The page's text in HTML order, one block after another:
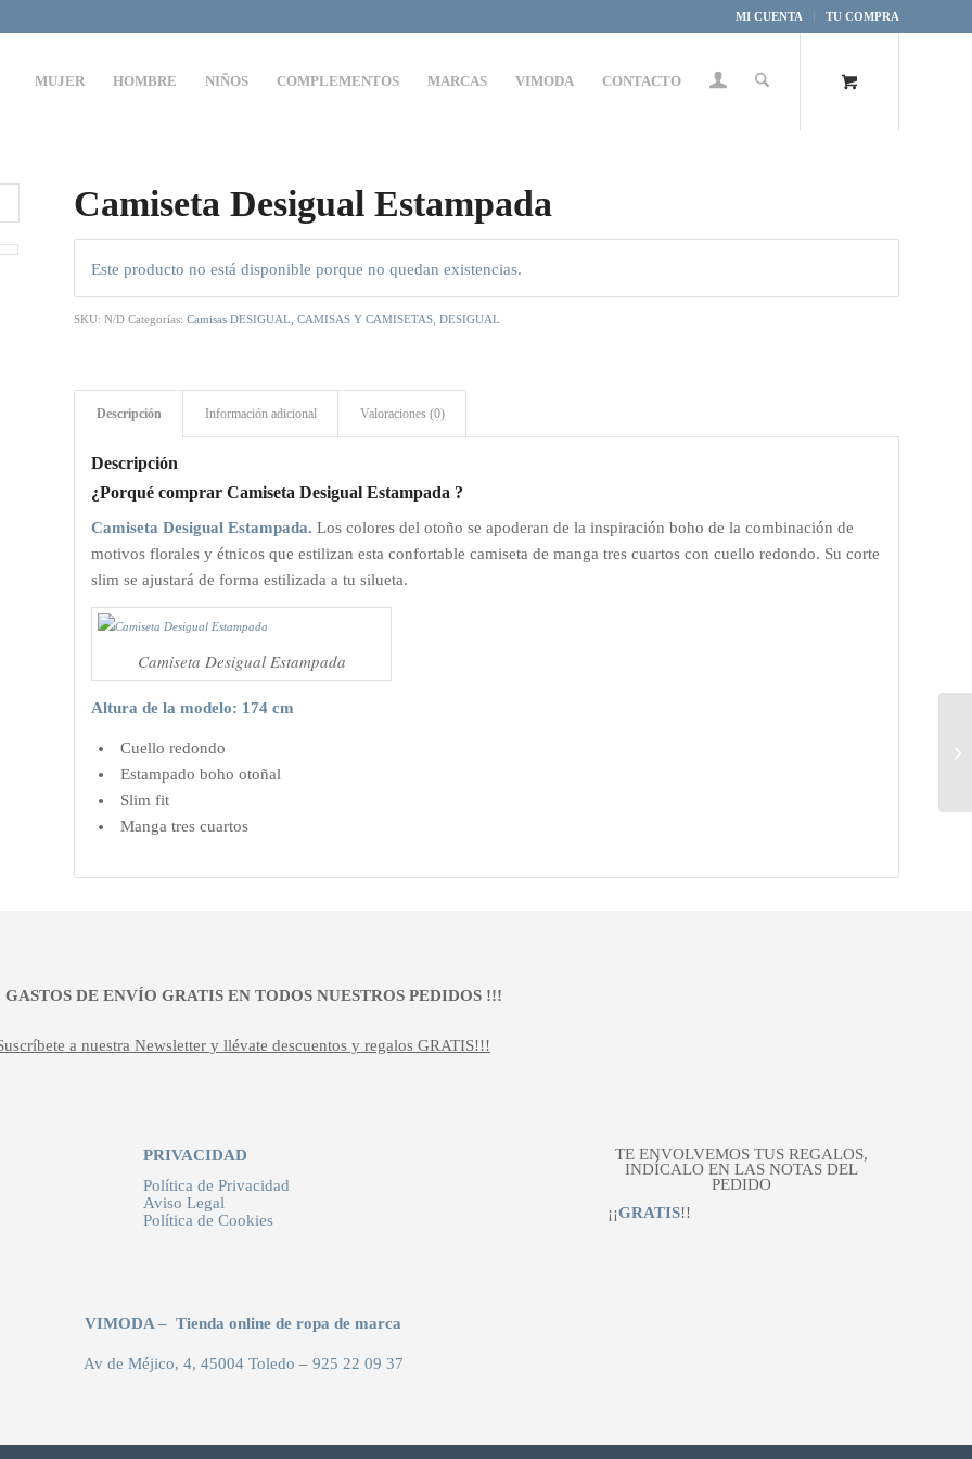
MI CUENTA TU COMPRA
MUJER HOMBRE NIÑOS COMPLEMENTOS MARCAS VIMODA CONTACTO
Camiseta Desigual Estampada
Este producto no está disponible porque no quedan existencias.
SKU:N/D Categorías:Camisas DESIGUAL ,CAMISAS Y CAMISETAS ,DESIGUAL
Descripción Información adicional Valoraciones (0)
Descripción
¿Porqué comprar Camiseta Desigual Estampada ?
Camiseta Desigual Estampada. Los colores del otoño se apoderan de la inspiración boho de la combinación de
motivos florales y étnicos que estilizan esta confortable camiseta de manga tres cuartos con cuello redondo. Su corte
slim se ajustará de forma estilizada a tu silueta.
Camiseta Desigual Estampada
Altura de la modelo: 174 cm
Cuello redondo
Estampado boho otoñal
Slim fit
Manga tres cuartos
GASTOS DE ENVÍO GRATIS EN TODOS NUESTROS PEDIDOS !!!
a nuestra Newsletter y llévate descuentos y regalos GRATIS!!!
PRIVACIDAD
Política de Privacidad
Aviso Legal
Política de Cookies
TE ENVOLVEMOS TUS REGALOS,
INDÍCALO EN LAS NOTAS DEL
PEDIDO
¡¡GRATIS!!
VIMODA – Tienda online de ropa de marca
Av de Méjico, 4, 45004 Toledo – 925 22 09 37